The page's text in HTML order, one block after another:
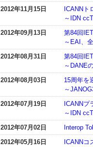
2012年11月15日
ICANNト
～IDN
2012年09月13日
第84回
～EAI、
2012年08月31日
第84回
～DANE
2012年08月03日
15周年を
～
2012年07月19日
ICANNプ
～IDN
2012年07月02日
Interop
2012年05月16日
ICANNコ